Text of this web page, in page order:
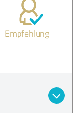
Empfehlung